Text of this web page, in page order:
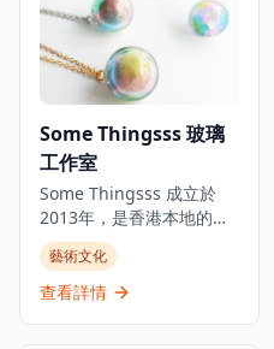
Some Thingsss 玻璃
工作室
Some Thingsss 成立於
2013年，是香港本地的手
工玻璃工作室，運用不同
的玻璃工藝創作，將玻璃
工藝融入生活。工作室通
藝術文化
查看詳情